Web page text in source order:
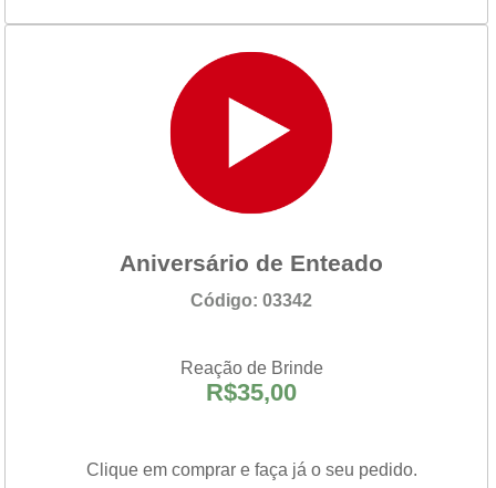
Aniversário de Enteado
Código: 03342
Reação de Brinde
R$35,00
Clique em comprar e faça já o seu pedido.